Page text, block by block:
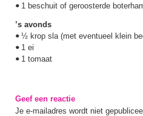
• 1 beschuit of geroosterde
’s avonds
• ½ krop sla (met eventueel klein
• 1 ei
• 1 tomaat
Geef een reactie
Je e-mailadres wordt niet